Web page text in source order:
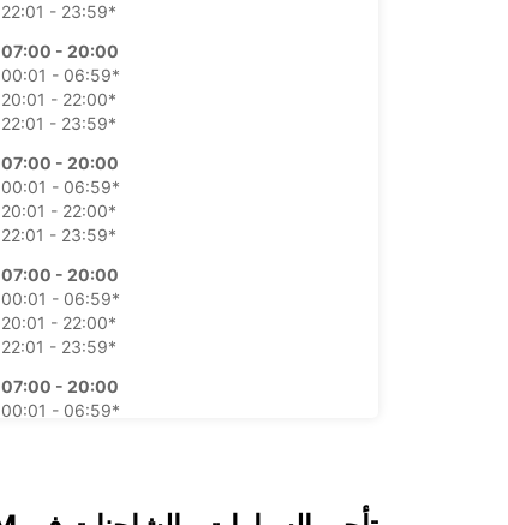
22:01 - 23:59*
07:00 - 20:00
00:01 - 06:59*
20:01 - 22:00*
22:01 - 23:59*
07:00 - 20:00
00:01 - 06:59*
20:01 - 22:00*
22:01 - 23:59*
07:00 - 20:00
00:01 - 06:59*
20:01 - 22:00*
22:01 - 23:59*
07:00 - 20:00
00:01 - 06:59*